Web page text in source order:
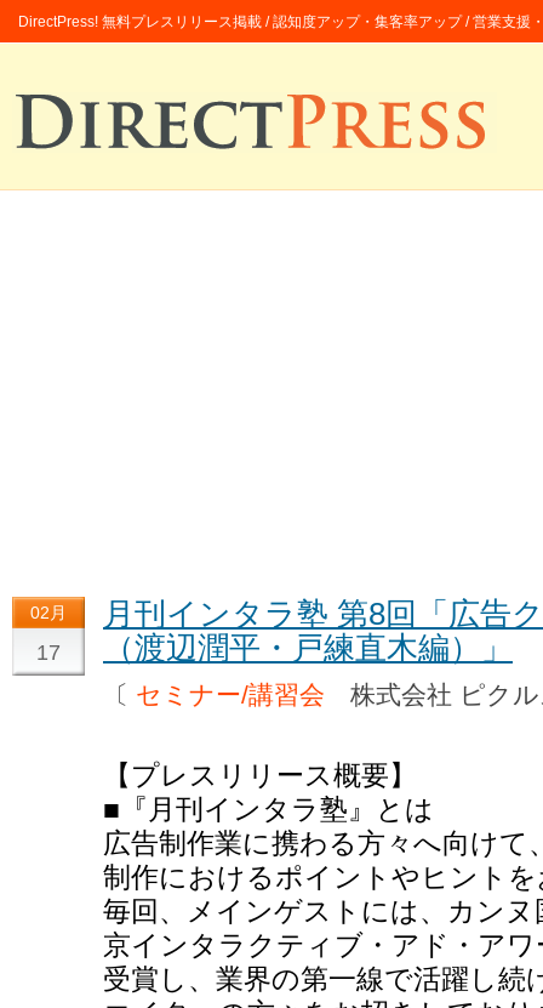
DirectPress! 無料プレスリリース掲載 / 認知度アップ・集客率アップ / 営業支援
02月
17
月刊インタラ塾 第8回「広告
（渡辺潤平・戸練直木編）」
〔 セミナー/講習会 株式会社 ピク
【プレスリリース概要】
■『月刊インタラ塾』とは
広告制作業に携わる方々へ向けて
制作におけるポイントやヒント
毎回、メインゲストには、カンヌ
京インタラクティブ・アド・ア
受賞し、業界の第一線で活躍し